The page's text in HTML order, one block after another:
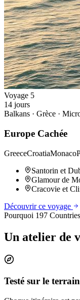
Voyage 5
14 jours
Balkans · Grèce ·
Europe Cachée
GreeceCroatiaMonaco
Santorin et
Glamour de
Cracovie et
Découvrir ce voyage
Pourquoi 197 Countries
Un atelier de
Testé sur le terrain